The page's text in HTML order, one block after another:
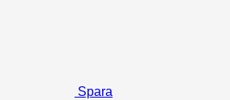
Spara